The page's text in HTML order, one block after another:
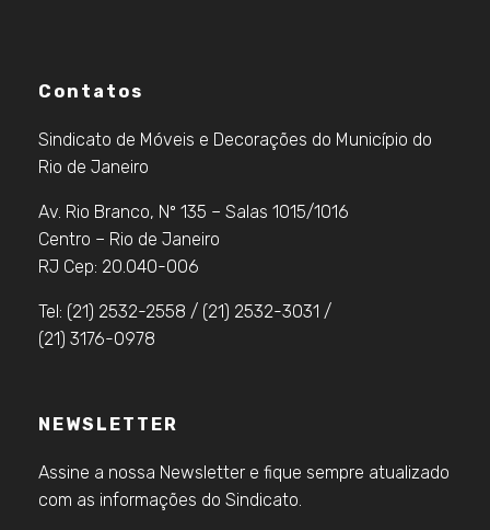
Contatos
Sindicato de Móveis e Decorações do Município do
Rio de Janeiro
Av. Rio Branco, Nº 135 – Salas 1015/1016
Centro – Rio de Janeiro
RJ Cep: 20.040-006
Tel: (21) 2532-2558 / (21) 2532-3031 /
(21) 3176-0978
NEWSLETTER
Assine a nossa Newsletter e fique sempre atualizado
com as informações do Sindicato.